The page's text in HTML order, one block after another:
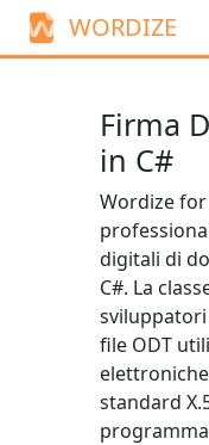
WORDIZE
Firma
in C#
Wordize for
digitali di
C#. La
file ODT
standard